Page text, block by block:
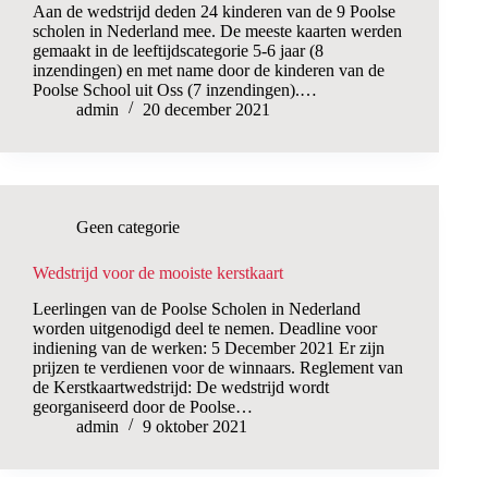
Aan de wedstrijd deden 24 kinderen van de 9 Poolse
scholen in Nederland mee. De meeste kaarten werden
gemaakt in de leeftijdscategorie 5-6 jaar (8
inzendingen) en met name door de kinderen van de
Poolse School uit Oss (7 inzendingen).…
admin
20 december 2021
Geen categorie
Wedstrijd voor de mooiste kerstkaart
Leerlingen van de Poolse Scholen in Nederland
worden uitgenodigd deel te nemen. Deadline voor
indiening van de werken: 5 December 2021 Er zijn
prijzen te verdienen voor de winnaars. Reglement van
de Kerstkaartwedstrijd: De wedstrijd wordt
georganiseerd door de Poolse…
admin
9 oktober 2021